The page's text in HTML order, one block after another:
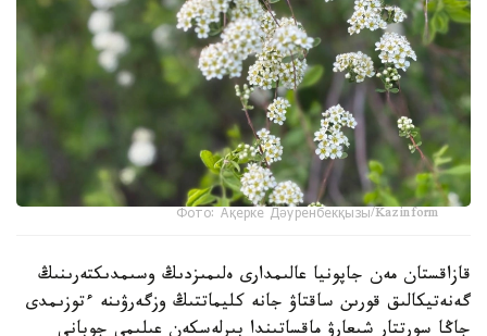
Фото: Ақерке Дәуренбекқызы/Kazinform
قازاقستان مەن جاپونيا عالىمدارى ەلىمىزدىڭ وسىمدىكتەرىنىڭ
گەنەتيكالىق قورىن ساقتاۋ جانە كليماتتىڭ وزگەرۋىنە ءتوزىمدى